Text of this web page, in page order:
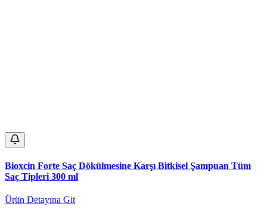
Bioxcin Forte Saç Dökülmesine Karşı Bitkisel Şampuan Tüm
Saç Tipleri 300 ml
Ürün Detayına Git